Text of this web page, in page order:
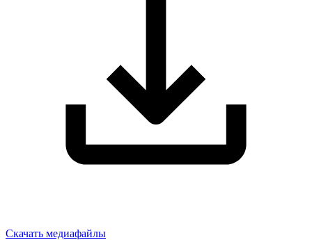
Скачать медиафайлы